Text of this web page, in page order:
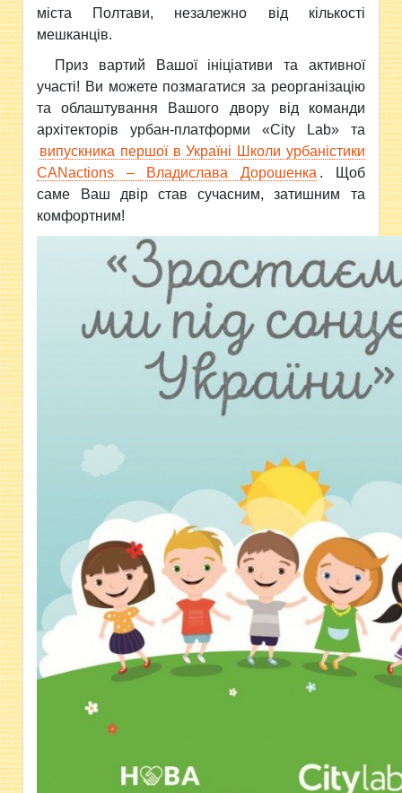
міста Полтави, незалежно від кількості
мешканців.
Приз вартий Вашої ініціативи та активної
участі! Ви можете позмагатися за реорганізацію
та облаштування Вашого двору від команди
архітекторів урбан-платформи «Сity Lab» та
випускника першої в Україні Школи урбаністики
CANactions – Владислава Дорошенка . Щоб
саме Ваш двір став сучасним, затишним та
комфортним!